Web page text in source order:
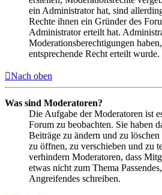
ein Administrator hat, sind
Rechte ihnen ein Gründer des
Administrator erteilt hat.
Moderationsberechtigungen
entsprechende Recht erteilt wurde.
Nach oben
Was sind Moderatoren?
Die Aufgabe der Moderatoren ist
Forum zu beobachten. Sie haben
Beiträge zu ändern und zu
zu öffnen, zu verschieben und zu
verhindern Moderatoren, dass
etwas nicht zum Thema
Angreifendes schreiben.